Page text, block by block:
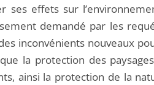
ses effets sur
demandé par les
inconvénients nouveaux
la protection des
ainsi la protection de la